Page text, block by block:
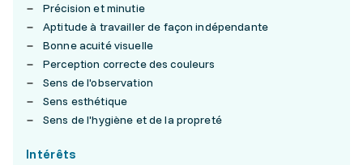
Précision et minutie
Aptitude à travailler de façon indépendante
Bonne acuité visuelle
Perception correcte des couleurs
Sens de l'observation
Sens esthétique
Sens de l'hygiène et de la propreté
Intérêts